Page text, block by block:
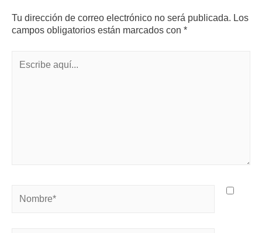
Tu dirección de correo electrónico no será publicada. Los
campos obligatorios están marcados con *